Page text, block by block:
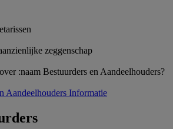
zeggenschap
:naam Bestuurders en Aandeelhouders?
Aandeelhouders Informatie